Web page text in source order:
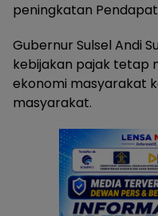
peningkatan
Gubernur Sulsel Andi
kebijakan pajak tetap
ekonomi masyarakat
masyarakat.